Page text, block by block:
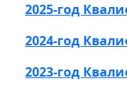
2025-год
2024-год
2023-год